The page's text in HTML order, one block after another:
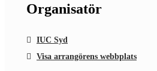
Organisatör
IUC Syd
Visa arrangörens webbplats